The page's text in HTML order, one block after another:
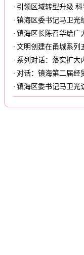
· 引领区域转型升级
· 镇海区委书记马卫光
· 镇海区长陈召华给广
· 文明创建在甬城系列
· 系列对话：落实扩大
· 对话：镇海第二届经
· 镇海区委书记马卫光